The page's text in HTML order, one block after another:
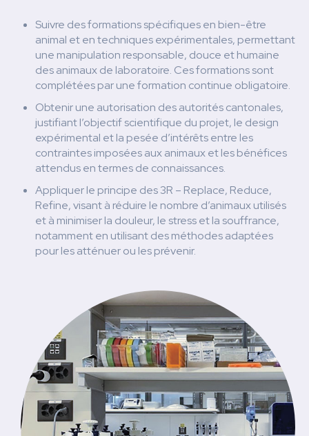
Suivre des formations spécifiques en bien-être
animal et en techniques expérimentales, permettant
une manipulation responsable, douce et humaine
des animaux de laboratoire. Ces formations sont
complétées par une formation continue obligatoire.
Obtenir une autorisation des autorités cantonales,
justifiant l’objectif scientifique du projet, le design
expérimental et la pesée d’intérêts entre les
contraintes imposées aux animaux et les bénéfices
attendus en termes de connaissances.
Appliquer le principe des 3R – Replace, Reduce,
Refine, visant à réduire le nombre d’animaux utilisés
et à minimiser la douleur, le stress et la souffrance,
notamment en utilisant des méthodes adaptées
pour les atténuer ou les prévenir.